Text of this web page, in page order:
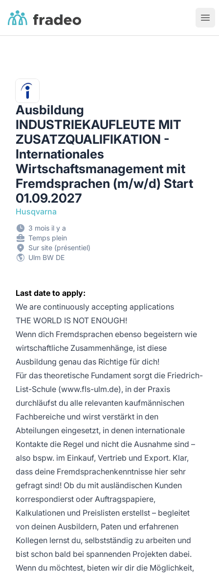
Fradeo
Ausbildung
INDUSTRIEKAUFLEUTE MIT
ZUSATZQUALIFIKATION -
Internationales
Wirtschaftsmanagement mit
Fremdsprachen (m/w/d) Start
01.09.2027
Husqvarna
3 mois il y a
Temps plein
Sur site (présentiel)
Ulm BW DE
Last date to apply:
We are continuously accepting applications
THE WORLD IS NOT ENOUGH!
Wenn dich Fremdsprachen ebenso begeistern wie
wirtschaftliche Zusammenhänge, ist diese
Ausbildung genau das Richtige für dich!
Für das theoretische Fundament sorgt die Friedrich-
List-Schule (www.fls-ulm.de), in der Praxis
durchläufst du alle relevanten kaufmännischen
Fachbereiche und wirst verstärkt in den
Abteilungen eingesetzt, in denen internationale
Kontakte die Regel und nicht die Ausnahme sind –
also bspw. im Einkauf, Vertrieb und Export. Klar,
dass deine Fremdsprachenkenntnisse hier sehr
gefragt sind! Ob du mit ausländischen Kunden
korrespondierst oder Auftragspapiere,
Kalkulationen und Preislisten erstellst – begleitet
von deinen Ausbildern, Paten und erfahrenen
Kollegen lernst du, selbstständig zu arbeiten und
bist schon bald bei spannenden Projekten dabei.
Wenn du möchtest, bieten wir dir die Möglichkeit,